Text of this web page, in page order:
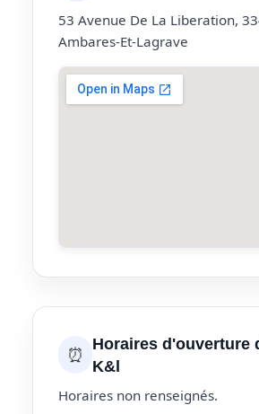
53 Avenue De La Liberation,
Ambares-Et-Lagrave
⏰
Horaires d'ouverture
K&l
Horaires non renseignés.